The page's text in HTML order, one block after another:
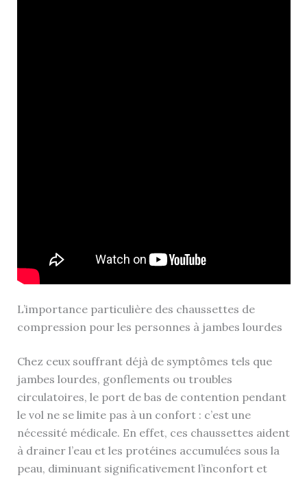
L’importance particulière des chaussettes de
compression pour les personnes à jambes lourdes
Chez ceux souffrant déjà de symptômes tels que
jambes lourdes, gonflements ou troubles
circulatoires, le port de bas de contention pendant
le vol ne se limite pas à un confort : c’est une
nécessité médicale. En effet, ces chaussettes aident
à drainer l’eau et les protéines accumulées sous la
peau, diminuant significativement l’inconfort et